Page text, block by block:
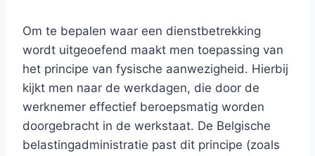
Om te bepalen waar een dienstbetrekking
wordt uitgeoefend maakt men toepassing van
het principe van fysische aanwezigheid. Hierbij
kijkt men naar de werkdagen, die door de
werknemer effectief beroepsmatig worden
doorgebracht in de werkstaat. De Belgische
belastingadministratie past dit principe (zoals